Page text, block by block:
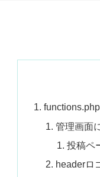
管理画面
投稿ペ
headerロ